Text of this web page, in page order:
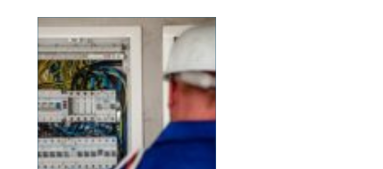
varmvatten och
fastighetsel, och vilka
åtgärder som kan göra
huset mer effektivt. I
Örebro, där klimatet
ställer krav ...